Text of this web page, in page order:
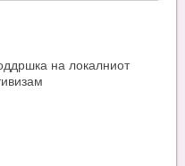
на локалниот